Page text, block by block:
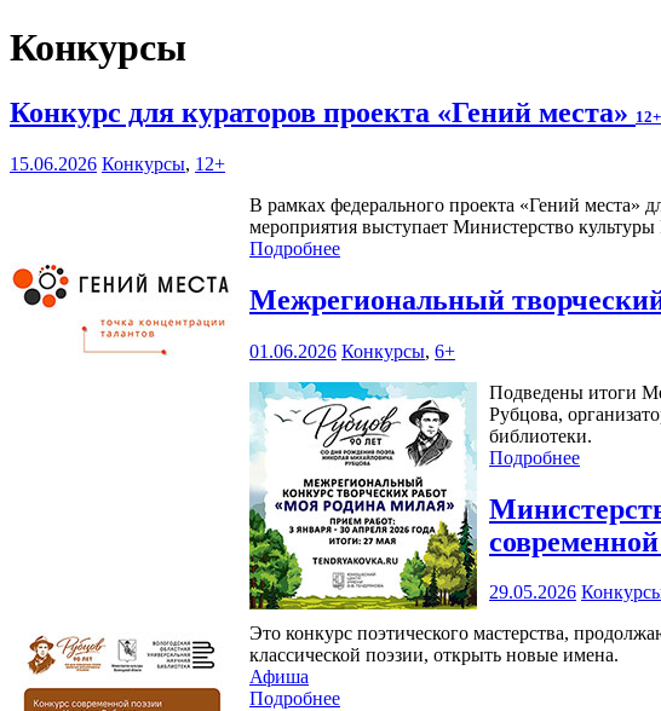
Конкурсы
Конкурс для кураторов проекта «Гений места» 12+
15.06.2026 Конкурсы, 12+
В рамках федерального проекта «Гений места»
мероприятия выступает Министерство
Подробнее
Межрегиональный
01.06.2026 Конкурсы, 6+
Подведены итоги
Рубцова,
библиотеки.
Подробнее
29.05.2026
Это конкурс поэтического мастерства,
классической поэзии, открыть новые имена.
Афиша
Подробнее